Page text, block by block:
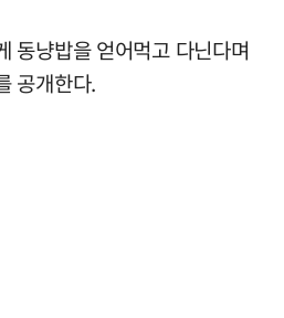
동냥밥을 얻어먹고 다닌다며
공개한다.